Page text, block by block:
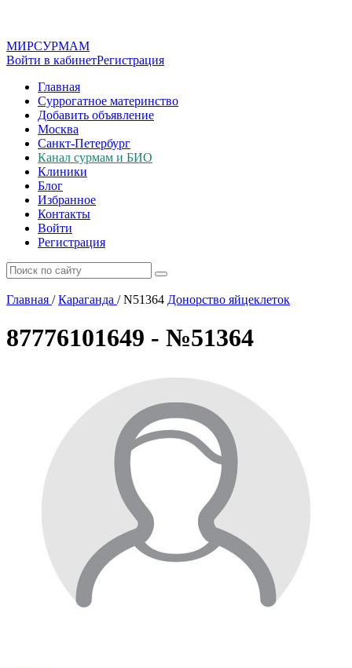
МИРСУРМАМ
Войти в кабинетРегистрация
Главная
Суррогатное материнство
Добавить объявление
Москва
Санкт-Петербург
Канал сурмам и БИО
Клиники
Блог
Избранное
Контакты
Войти
Регистрация
Главная / Караганда /N51364 Донорство яйцеклеток
87776101649 - №51364